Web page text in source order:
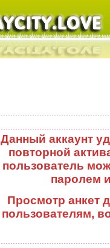
Данный аккаунт
повторной
пользователь
паролем
Просмотр анкет
пользователям,